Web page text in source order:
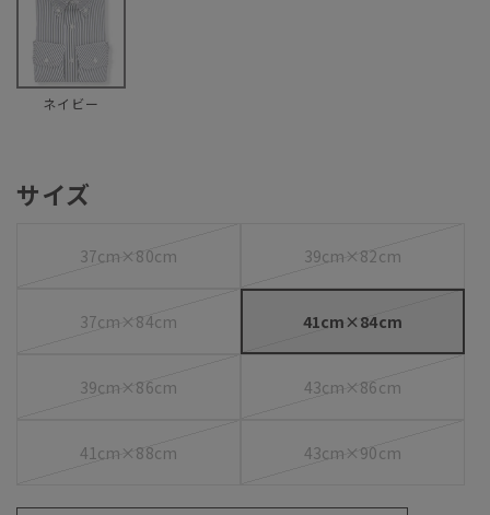
ネイビー
サイズ
37cm×80cm 39cm×82cm
37cm×84cm 41cm×84cm
39cm×86cm 43cm×86cm
41cm×88cm 43cm×90cm